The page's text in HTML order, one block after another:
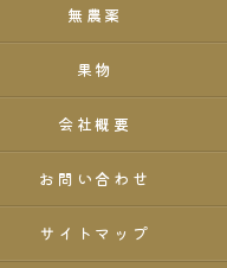
無農薬
果物
会社概要
お問い合わせ
サイトマップ